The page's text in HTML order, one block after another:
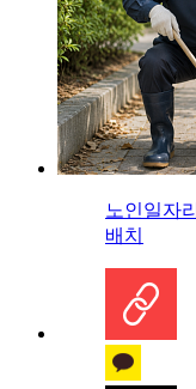
노인일자
배치